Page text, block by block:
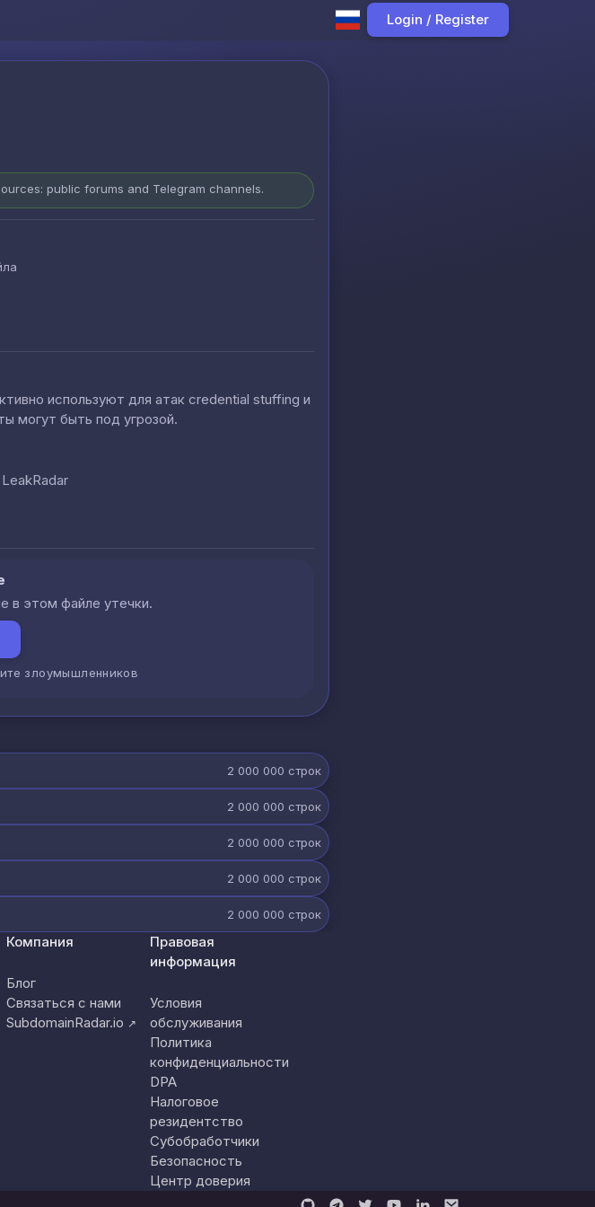
Login / Register
public forums and Telegram channels.
используют для атак credential stuffing и
могут быть под угрозой.
в этом файле утечки.
злоумышленников
2 000 000 строк
2 000 000 строк
2 000 000 строк
2 000 000 строк
2 000 000 строк
Компания
Блог
Связаться с нами
SubdomainRadar.io ↗
Правовая
информация
Условия
обслуживания
Политика
конфиденциальности
DPA
Налоговое
резидентство
Субобработчики
Безопасность
Центр доверия